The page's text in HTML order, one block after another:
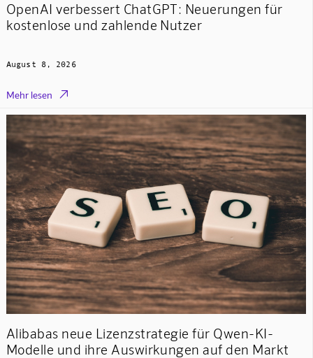
OpenAI verbessert ChatGPT: Neuerungen für
kostenlose und zahlende Nutzer
August 8, 2026
Mehr lesen 
Alibabas neue Lizenzstrategie für Qwen-KI-
Modelle und ihre Auswirkungen auf den Markt